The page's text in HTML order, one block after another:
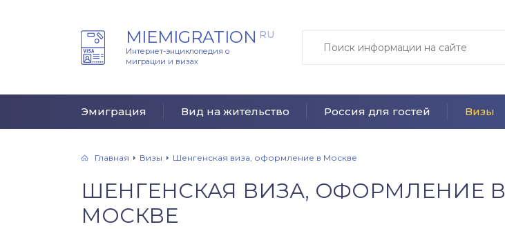
MIEMIGRATION RU
Интернет-энциклопедия о
миграции и визах
Эмиграция Вид на жительство Россия для гостей Визы
Главная Визы Шенгенская виза, оформление в Москве
ШЕНГЕНСКАЯ ВИЗА, ОФОРМЛЕНИЕ В
МОСКВЕ